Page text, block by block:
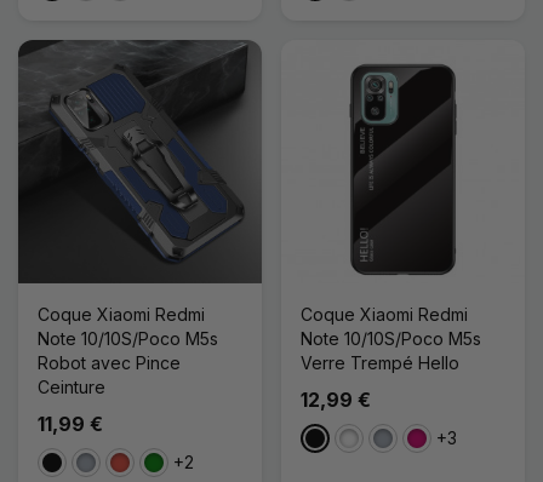
Coque Xiaomi Redmi
Note 10/10S/Poco M5s
Robot avec Pince
Ceinture
11,99 €
NoirGris RougeVert+2
Coque Xiaomi Redmi
Note 10/10S/Poco M5s
Verre Trempé Hello
12,99 €
NoirBlancGris Magenta
+3